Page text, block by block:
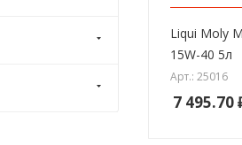
Liqui Moly
15W-40 5л
Арт.: 25016
7 495.70